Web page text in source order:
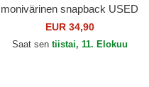
monivärinen snapback USED
08 Von DutchEUR 34,90
Saat sen tiistai, 11. Elokuu